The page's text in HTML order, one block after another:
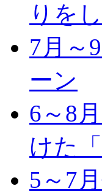
りを
7月～
ーン
6～8
けた
5～7